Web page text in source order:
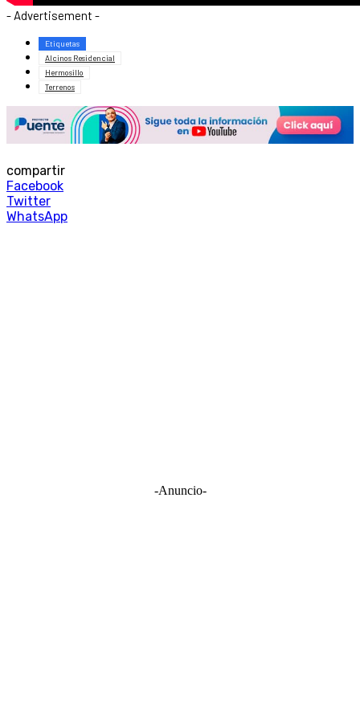
- Advertisement -
Etiquetas
Alcinos Residencial
Hermosillo
Terrenos
compartir
Facebook
Twitter
WhatsApp
-Anuncio-